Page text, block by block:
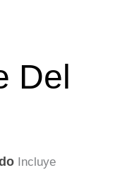
Del
Incluye